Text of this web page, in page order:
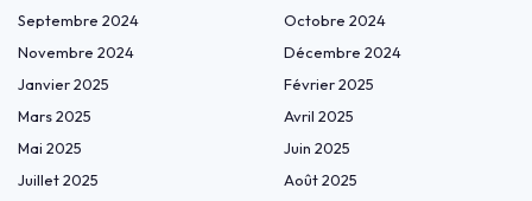
Septembre 2024
Octobre 2024
Novembre 2024
Décembre 2024
Janvier 2025
Février 2025
Mars 2025
Avril 2025
Mai 2025
Juin 2025
Juillet 2025
Août 2025